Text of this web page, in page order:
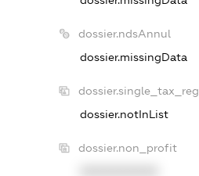
dossier.ndsAnnul
dossier.missingData
dossier.single_tax_reg
dossier.notInList
dossier.non_profit